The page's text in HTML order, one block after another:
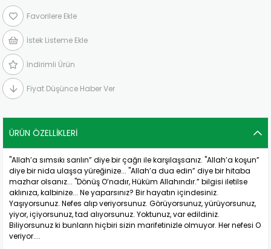
Favorilere Ekle
İstek Listeme Ekle
İndirimli Ürün
Fiyat Düşünce Haber Ver
ÜRÜN ÖZELLIKLERI
"Allah’a sımsıkı sarılın” diye bir çağrı ile karşılaşsanız. "Allah’a koşun”
diye bir nida ulaşsa yüreğinize... "Allah’a dua edin” diye bir hitaba
mazhar olsanız... "Dönüş O’nadır, Hüküm Allahındır.” bilgisi iletilse
aklınıza, kalbinize... Ne yaparsınız? Bir hayatın içindesiniz.
Yaşıyorsunuz. Nefes alıp veriyorsunuz. Görüyorsunuz, yürüyorsunuz,
yiyor, içiyorsunuz, tad alıyorsunuz. Yoktunuz, var edildiniz.
Biliyorsunuz ki bunların hiçbiri sizin marifetinizle olmuyor. Her nefesi O
veriyor....